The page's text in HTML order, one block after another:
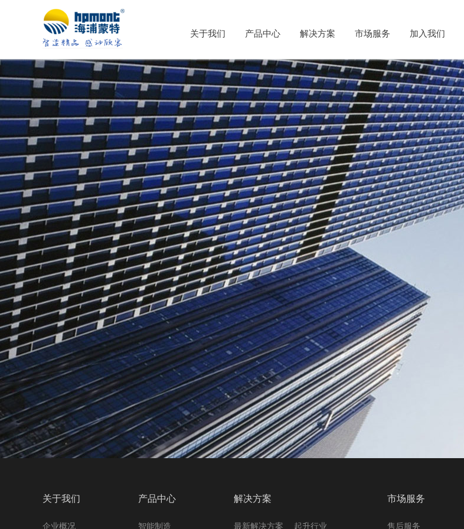
关于我们 产品中心 解决方案 市场服务 加入我们
关于我们
企业概况
产品中心
智能制造
解决方案
最新解决方案 起升行业
市场服务
售后服务